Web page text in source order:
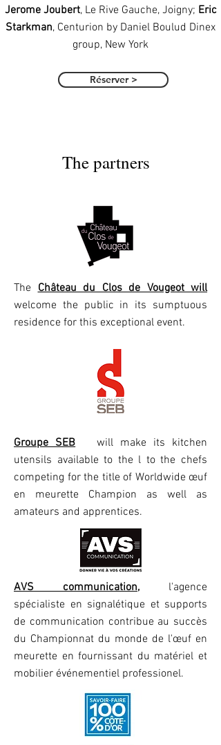
Jerome Joubert, Le Rive Gauche, Joigny; Eric
Starkman, Centurion by Daniel Boulud Dinex
group, New York
Réserver >
The partners
TheChâteau du Clos de Vougeot will
welcome the public in its sumptuous
residence for this exceptional event.
Groupe SEB
will make its kitchen
utensils available to the l to the chefs
competing for the title of Worldwide œuf
en meurette Champion as well as
amateurs and apprentices.
AVS communication,
l'agence
spécialiste en signalétique et supports
de communication contribue au succès
du Championnat du monde de l'œuf en
meurette en fournissant du matériel et
mobilier événementiel professionel.